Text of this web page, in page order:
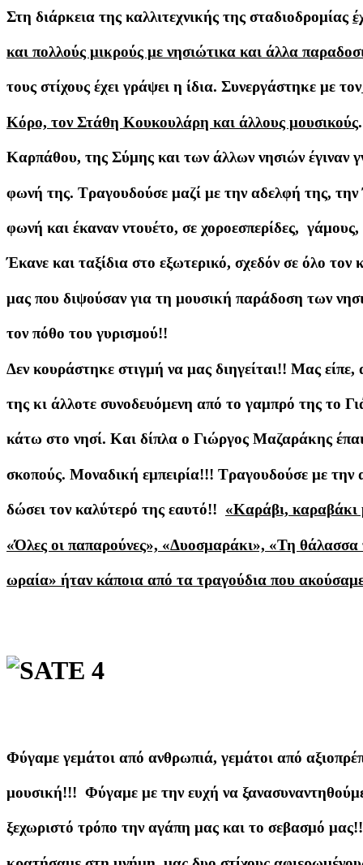
Στη διάρκεια της καλλιτεχνικής της σταδιοδρομίας
και πολλούς μικρούς με νησιώτικα και άλλα
τους στίχους έχει γράψει η ίδια. Συνεργάστηκε με τον
Κόρο, τον Στάθη Κουκουλάρη και άλλους μουσικούς
Καρπάθου, της Σύμης και των άλλων νησιών έγιναν
φωνή της. Τραγουδούσε μαζί με την αδελφή της,
φωνή και έκαναν ντουέτο, σε χοροεσπερίδες,
Έκανε και ταξίδια στο εξωτερικό, σχεδόν σε όλο τον
μας που διψούσαν για τη μουσική παράδοση των
τον πόθο του γυρισμού!!
Δεν κουράστηκε στιγμή να μας διηγείται!! Μας
της κι άλλοτε συνοδευόμενη από το γαμπρό της το
κάτω στο νησί. Και δίπλα ο Γιώργος Μαζαράκης
σκοπούς. Μοναδική εμπειρία!!! Τραγουδούσε με την
δώσει τον καλύτερό της εαυτό!! «Καράβι, καραβάκι
«Όλες οι παπαρούνες», «Δυοσμαράκι», «Τη θάλασσα
ωραία» ήταν κάποια από τα τραγούδια που
Φύγαμε γεμάτοι από ανθρωπιά, γεμάτοι από
μουσική!!! Φύγαμε με την ευχή να ξανασυναντηθούμε
ξεχωριστό τρόπο την αγάπη μας και το σεβασμό